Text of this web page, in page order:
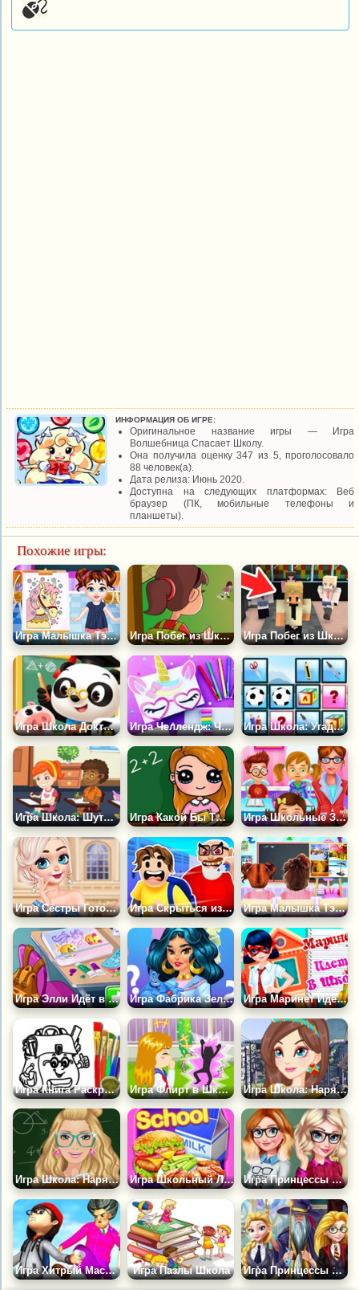
ИНФОРМАЦИЯ ОБ ИГРЕ:
Оригинальное название игры — Игра
Волшебница Спасает Школу.
Она получила оценку 347 из 5, проголосовало
88 человек(а).
Дата релиза: Июнь 2020.
Доступна на следующих платформах: Веб
браузер (ПК, мобильные телефоны и
планшеты).
Похожие игры:
Игра Малышка Тэйлор на Уроке Живописи Игра Побег из Школы Игра Побег из Школы 3Д
Игра Школа Доктора Панды Игра Челлендж: Что в Твоём Пенале Игра Школа: Угадай Картинку
Игра Школа: Шутник в Классе Игра Какой Бы Ты Была Учительницей? Игра Школьные Заботы Учителя
Игра Сёстры Готовятся к Выпускному Игра Скрыться из Школы Игра Малышка Тэйлор Изучает Времена Года
Игра Элли Идёт в Школу Игра Фабрика Зелья: Назад в Школу Игра Маринет Идёт в Школу
Игра Книга Раскрасок: Школьный Портфель Игра Флирт в Школе Игра Школа: Наряд Для Школьницы
Игра Школа: Наряд Для Учительницы Игра Школьный Ланч-бокс Игра Принцессы Снова Идут в Школу
Игра Хитрый Мастер Игра Пазлы Школа Игра Принцессы в Школе Магии